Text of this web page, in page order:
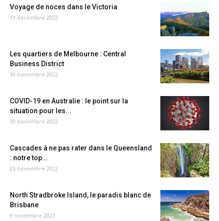
Voyage de noces dans le Victoria
19 décembre 2022
Les quartiers de Melbourne : Central
Business District
30 novembre 2022
COVID-19 en Australie : le point sur la
situation pour les...
30 novembre 2022
Cascades à ne pas rater dans le Queensland
: notre top...
23 novembre 2022
North Stradbroke Island, le paradis blanc de
Brisbane
9 novembre 2022